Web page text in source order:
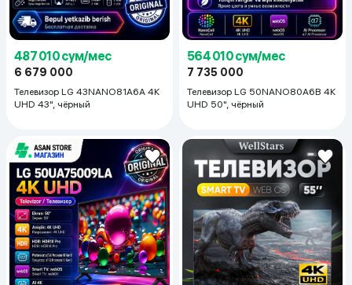
487 010 сум/мес
6 679 000
Телевизор LG 43NANO81A6A 4K
UHD 43", чёрный
564 010 сум/мес
7 735 000
Телевизор LG 50NANO80A6B 4K
UHD 50", чёрный